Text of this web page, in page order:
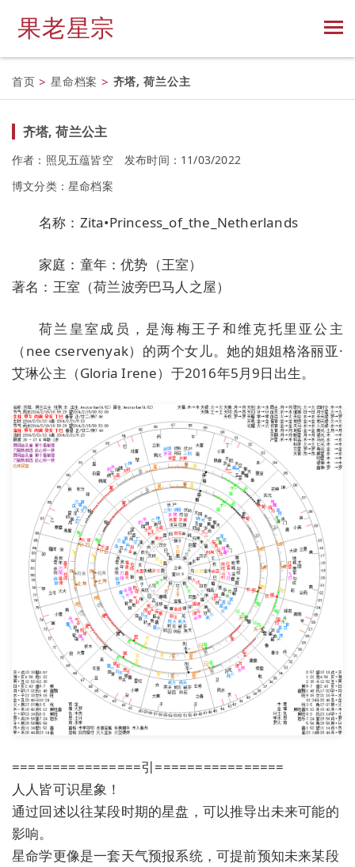
果老星宗
首页 > 星命档案 > 齐塔, 荷兰公主
齐塔, 荷兰公主
作者：照见五蕴皆空
发布时间：11/03/2022
博文分类： 星命档案
名称：Zita•Princess_of_the_Netherlands
家庭：童年：优势（王室）
著名：王室（荷兰波旁巴马人之屋）
荷兰皇室成员，是海梅王子和维克托里亚公主
（nee cservenyak）的两个女儿。她的姐姐格洛丽亚·
艾琳公主（Gloria Irene）于2016年5月9日出生。
================引================
人人皆可识星象！
通过回述以往某段时期的星盘，可以推导出未来可能的
影响。
星命学更像是一套天气预报系统，可提前预知未来某段